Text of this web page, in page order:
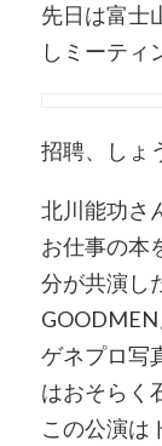
先日は富士
しミーティ
招聘、しょ
北川能功さ
お仕事の本
分が共演し
ゲネプロ写
はおそらく
この公演は